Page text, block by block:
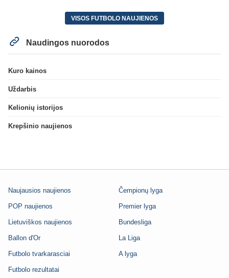
VISOS FUTBOLO NAUJIENOS
Naudingos nuorodos
Kuro kainos
Uždarbis
Kelionių istorijos
Krepšinio naujienos
Naujausios naujienos
POP naujienos
Lietuviškos naujienos
Ballon d'Or
Futbolo tvarkarasciai
Futbolo rezultatai
Čempionų lyga
Premier lyga
Bundesliga
La Liga
A lyga